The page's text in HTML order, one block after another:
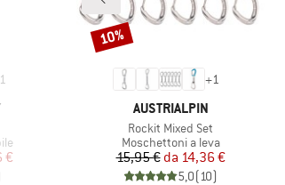
1
€
+1
MARCHIO
AUSTRIALPIN
Articolo
Rockit Mixed Set
Gruppo di prodotti
Moschettoni a leva
Prezzo
15,95 € Prezzo ridotto
da 14,36 €
5,0(10)
Sconto
10%